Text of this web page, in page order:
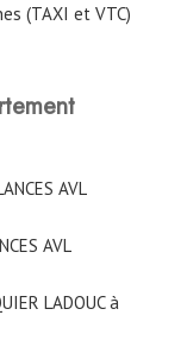
(TAXI et VTC)
AVL
AVL
LADOUC à